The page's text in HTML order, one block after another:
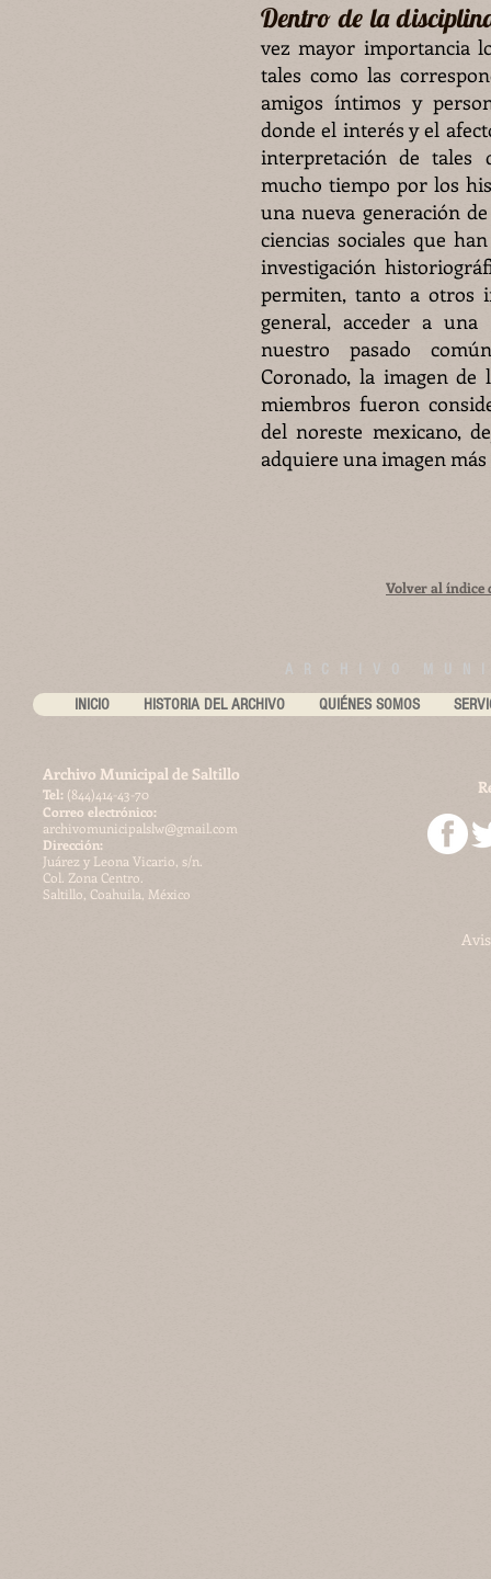
Dentro de la
vez mayor importancia
tales como las
amigos íntimos y
donde el interés y el
interpretación de tales
mucho tiempo por los
una nueva generación
ciencias sociales que
investigación
permiten, tanto a otros
general, acceder a una
nuestro pasado
Coronado, la imagen de
miembros fueron
del noreste mexicano,
adquiere una imagen
Volver al índice
ARCHIVO
INICIO HISTORIA DEL ARCHIVO QUIÉNES SOMOS
Archivo Municipal de Saltillo
​Tel: (844)414-43-70
Correo electrónico:
archivomunicipalslw@gmail.com
Dirección:
Juárez y Leona Vicario, s/n.
Col. Zona Centro.
Saltillo, Coahuila, México